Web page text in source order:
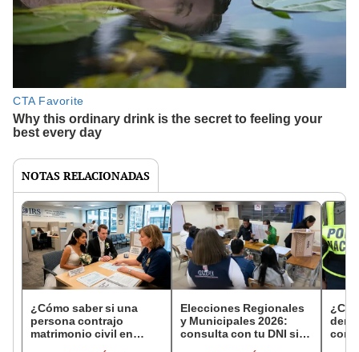
NOTAS RELACIONADAS
¿Cómo saber si una
persona contrajo
matrimonio civil en
Elecciones Regionales
y Municipales 2026:
consulta con tu DNI si
con